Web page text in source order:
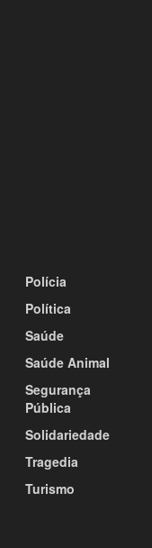
Polícia
Política
Saúde
Saúde Animal
Segurança
Pública
Solidariedade
Tragedia
Turismo